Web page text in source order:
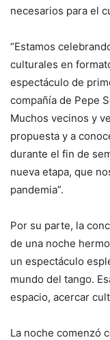
necesarios para el
“Estamos
culturales en
espectáculo de
compañía de Pepe
Muchos vecinos y
propuesta y a
durante el fin de
nueva etapa, que
pandemia”.
Por su parte, la
de una noche
un espectáculo
mundo del tango.
espacio, acercar
La noche comenzó